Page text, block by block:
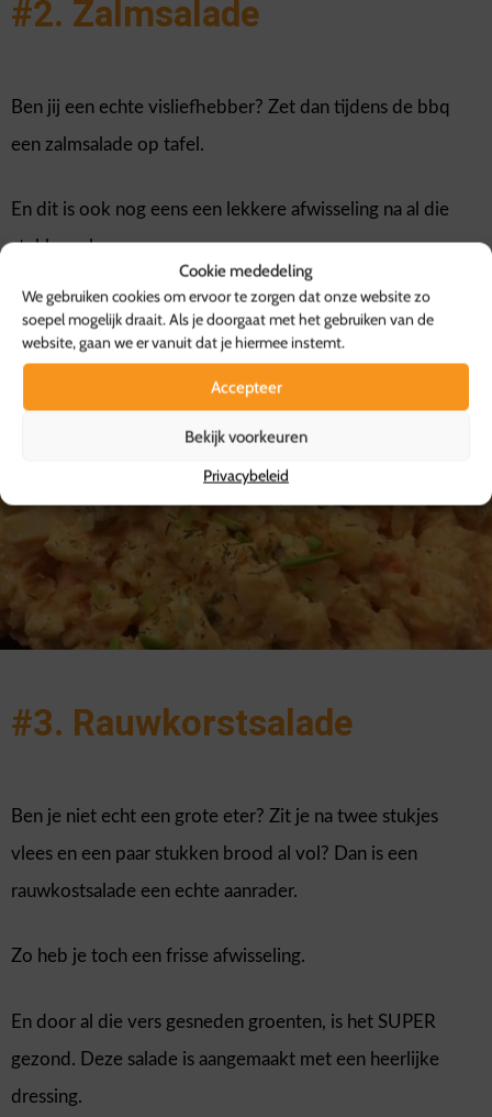
Cookie mededeling
We gebruiken cookies om ervoor te zorgen dat onze website zo
soepel mogelijk draait. Als je doorgaat met het gebruiken van de
website, gaan we er vanuit dat je hiermee instemt.
Accepteer
Bekijk voorkeuren
Privacybeleid
#2. Zalmsalade
Ben jij een echte visliefhebber? Zet dan tijdens de bbq
een zalmsalade op tafel.
En dit is ook nog eens een lekkere afwisseling na al die
stukken vlees.
#3. Rauwkorstsalade
Ben je niet echt een grote eter? Zit je na twee stukjes
vlees en een paar stukken brood al vol? Dan is een
rauwkostsalade een echte aanrader.
Zo heb je toch een frisse afwisseling.
En door al die vers gesneden groenten, is het SUPER
gezond. Deze salade is aangemaakt met een heerlijke
dressing.